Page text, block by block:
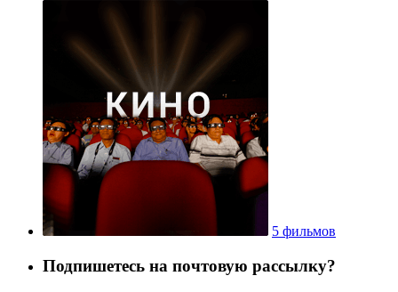
5 фильмов
Подпишетесь на почтовую рассылку?